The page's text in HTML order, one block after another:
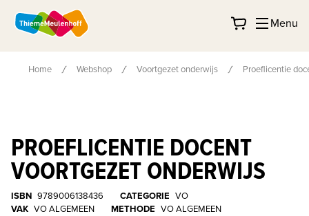
Menu
Home Webshop Voortgezet onderwijs Proeflicentie
PROEFLICENTIE DOCENT
VOORTGEZET ONDERWIJS
ISBN 9789006138436 CATEGORIE VO
VAK VO ALGEMEEN METHODE VO ALGEMEEN